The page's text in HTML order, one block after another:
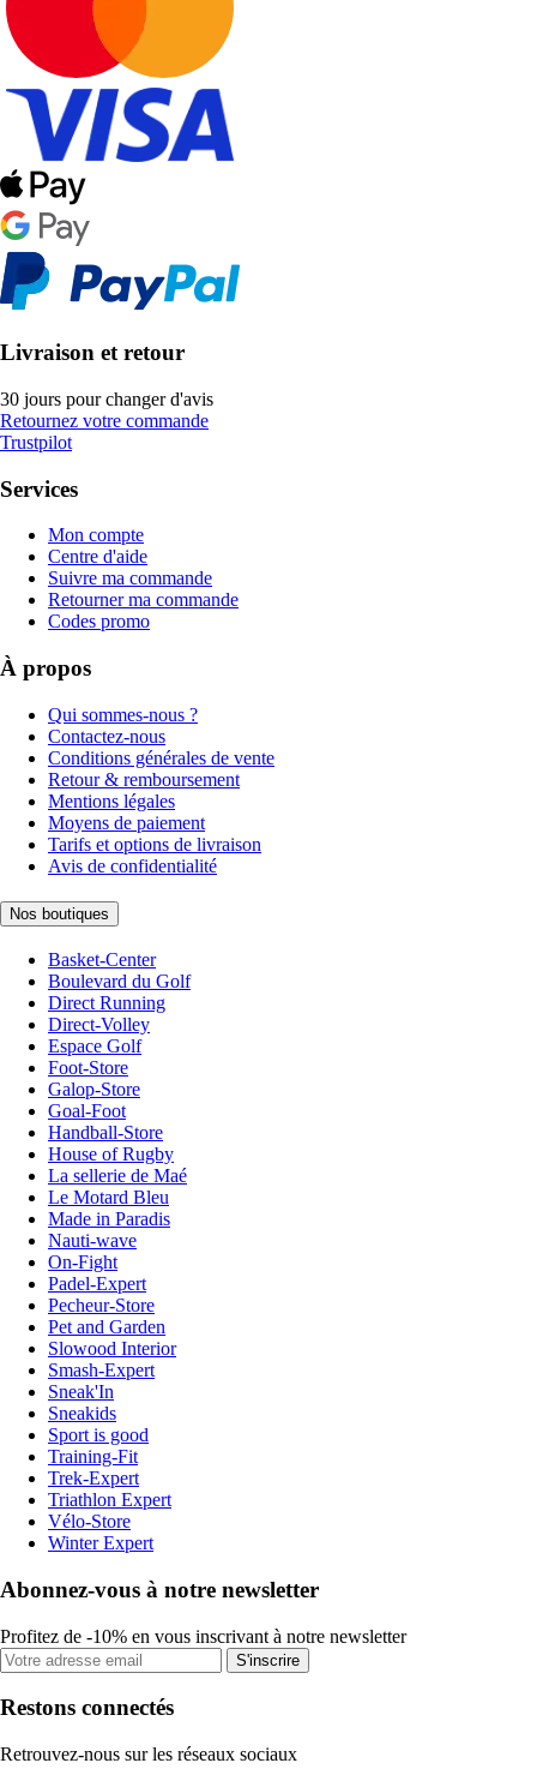
Livraison et retour
30 jours pour changer d'avis
Retournez votre commande
Trustpilot
Services
Mon compte
Centre d'aide
Suivre ma commande
Retourner ma commande
Codes promo
À propos
Qui sommes-nous ?
Contactez-nous
Conditions générales de vente
Retour & remboursement
Mentions légales
Moyens de paiement
Tarifs et options de livraison
Avis de confidentialité
Nos boutiques
Basket-Center
Boulevard du Golf
Direct Running
Direct-Volley
Espace Golf
Foot-Store
Galop-Store
Goal-Foot
Handball-Store
House of Rugby
La sellerie de Maé
Le Motard Bleu
Made in Paradis
Nauti-wave
On-Fight
Padel-Expert
Pecheur-Store
Pet and Garden
Slowood Interior
Smash-Expert
Sneak'In
Sneakids
Sport is good
Training-Fit
Trek-Expert
Triathlon Expert
Vélo-Store
Winter Expert
Abonnez-vous à notre newsletter
Profitez de -10% en vous inscrivant à notre newsletter
S'inscrire
Restons connectés
Retrouvez-nous sur les réseaux sociaux